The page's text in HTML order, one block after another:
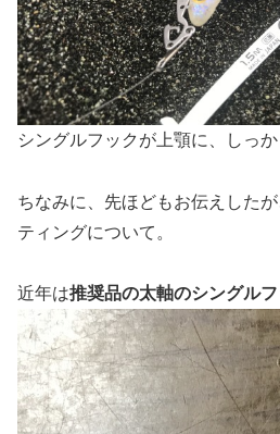
シングルフックが上顎に、しっか
ちなみに、先ほどもお伝えした
ティングについて。
近年は推奨品の太軸のシングル